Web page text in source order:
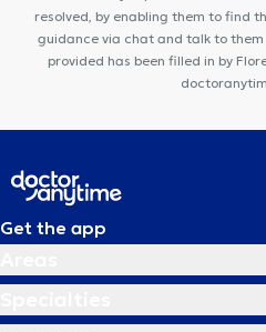
resolved, by enabling them to find
guidance via chat and talk to
provided has been filled in by
Get the app